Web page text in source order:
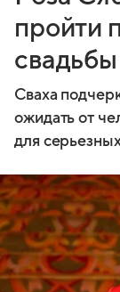
пройти
свадьбы
Сваха
ожидать от
для